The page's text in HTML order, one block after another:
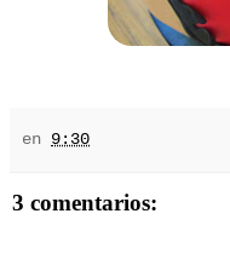
en 9:30
3 comentarios: